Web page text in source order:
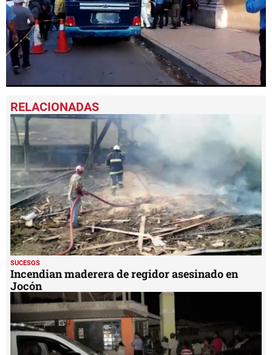
seconds
of
50
seconds
SUCESOS
Incendian maderera de regidor asesinado en
Jocón